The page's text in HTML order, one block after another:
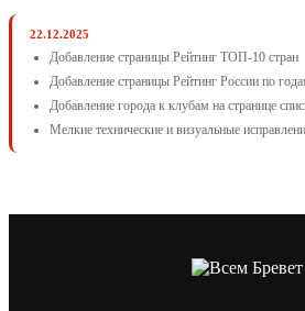
22.12.2025
Добавление страницы Рейтинг ТОП-10 стран
Добавление страницы Рейтинг России по
Добавление города к клубам на странице
Мелкие технические и визуальные